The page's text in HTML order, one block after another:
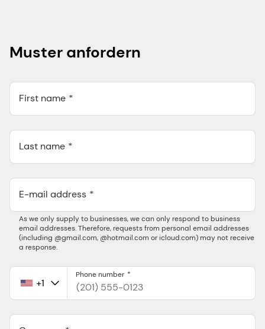
Muster anfordern
First name
Last name
E-mail address
As we only supply to businesses, we can only respond to business
email addresses. Therefore, requests from personal email addresses
(including @gmail.com, @hotmail.com or icloud.com) may not receive
a response.
United
+1
Phone number